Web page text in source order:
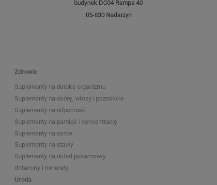
budynek DC04 Rampa 40
05-830 Nadarzyn
Zdrowie
Suplementy na detoks organizmu
Suplementy na skórę, włosy i paznokcie
Suplementy na odporność
Suplementy na pamięć i koncentrację
Suplementy na serce
Suplementy na stawy
Suplementy na układ pokarmowy
Witaminy i minerały
Uroda